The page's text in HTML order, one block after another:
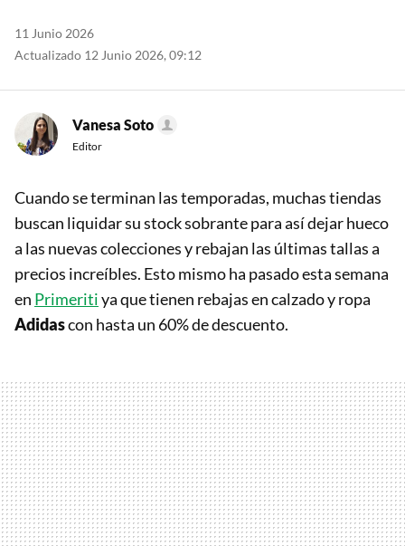
11 Junio 2026
Actualizado 12 Junio 2026, 09:12
Vanesa Soto
Editor
Cuando se terminan las temporadas, muchas tiendas
buscan liquidar su stock sobrante para así dejar hueco
a las nuevas colecciones y rebajan las últimas tallas a
precios increíbles. Esto mismo ha pasado esta semana
en Primeritiya que tienen rebajas en calzado y ropa
Adidascon hasta un 60% de descuento.